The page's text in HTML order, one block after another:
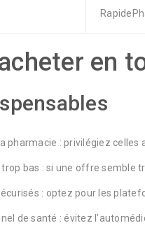
en
pharmacie : privilégiez celles
bas : si une offre semble
: optez pour les
de santé : évitez